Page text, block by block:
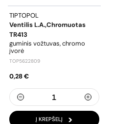
TIPTOPOL
Ventilis L.a.,chromuotas
TR413
guminis vožtuvas, chromo
įvorė
TOP5622809
0,28 €
Į KREPŠELĮ